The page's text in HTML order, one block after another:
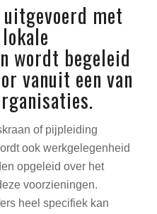
met
wordt begeleid
vanuit een van
of pijpleiding
ook werkgelegenheid
opgeleid over het
voorzieningen.
heel specifiek kan